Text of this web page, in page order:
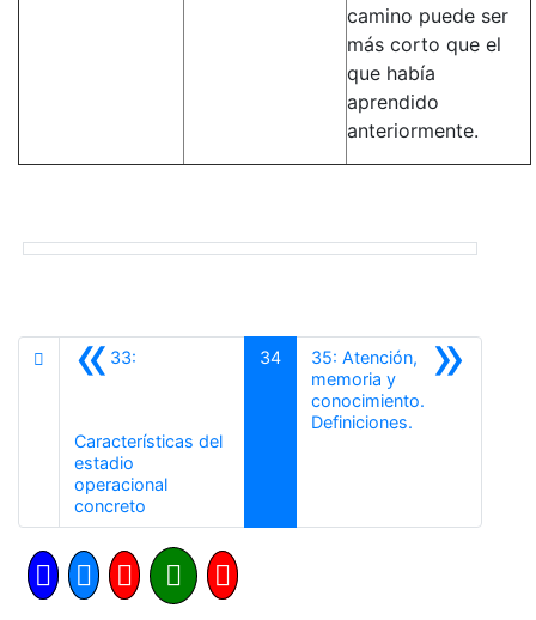
camino puede ser
más corto que el
que había
aprendido
anteriormente.
«33:
Características del
estadio
operacional
concreto
34 »
35: Atención,
memoria y
conocimiento.
Definiciones.